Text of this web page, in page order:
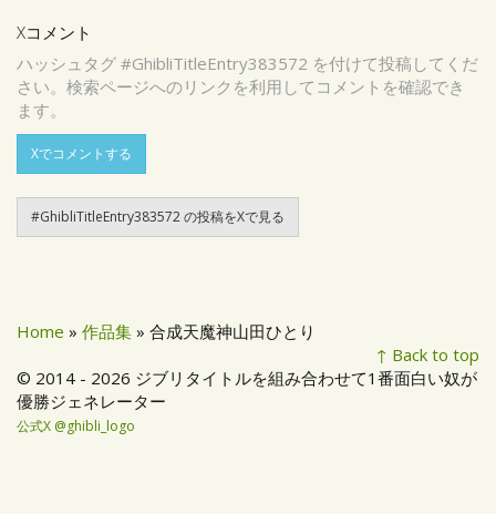
Xコメント
ハッシュタグ #GhibliTitleEntry383572 を付けて投稿してくだ
さい。検索ページへのリンクを利用してコメントを確認でき
ます。
Xでコメントする
#GhibliTitleEntry383572 の投稿をXで見る
Home » 作品集 » 合成天魔神山田ひとり
↑ Back to top
© 2014 - 2026 ジブリタイトルを組み合わせて1番面白い奴が
優勝ジェネレーター
公式X @ghibli_logo